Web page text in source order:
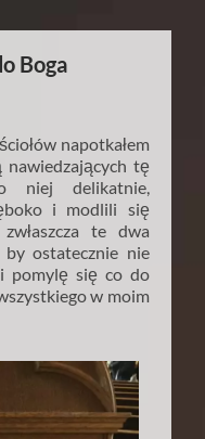
Boga
napotkałem
nawiedzających tę
niej delikatnie,
i modlili się
te dwa
ostatecznie nie
pomylę się co do
w moim